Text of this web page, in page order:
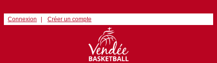
Connexion Créer un compte